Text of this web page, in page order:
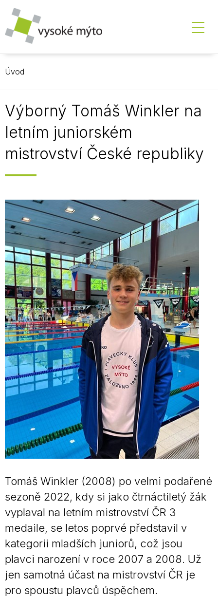
Úvod
Výborný Tomáš Winkler na
letním juniorském
mistrovství České republiky
Tomáš Winkler (2008) po velmi podařené
sezoně 2022, kdy si jako čtrnáctiletý žák
vyplaval na letním mistrovství ČR 3
medaile, se letos poprvé představil v
kategorii mladších juniorů, což jsou
plavci narození v roce 2007 a 2008. Už
jen samotná účast na mistrovství ČR je
pro spoustu plavců úspěchem.